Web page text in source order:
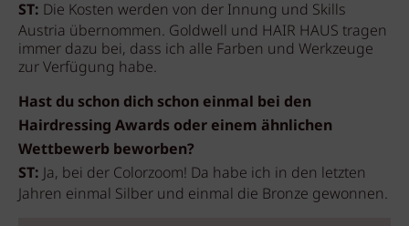
ST: Die Kosten werden von der Innung und Skills
Austria übernommen. Goldwell und HAIR HAUS tragen
immer dazu bei, dass ich alle Farben und Werkzeuge
zur Verfügung habe.
Hast du schon dich schon einmal bei den
Hairdressing Awards oder einem ähnlichen
Wettbewerb beworben?
ST:Ja, bei der Colorzoom! Da habe ich in den letzten
Jahren einmal Silber und einmal die Bronze gewonnen.